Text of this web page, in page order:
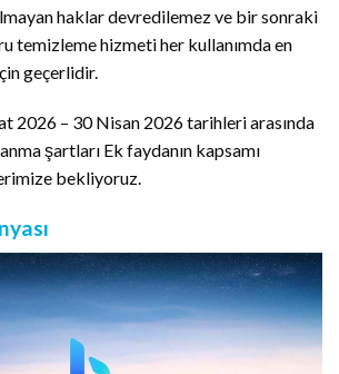
haklar devredilemez ve bir sonraki
temizleme hizmeti her kullanımda en
geçerlidir.
2026 – 30 Nisan 2026 tarihleri arasında
şartları Ek faydanın kapsamı
bekliyoruz.